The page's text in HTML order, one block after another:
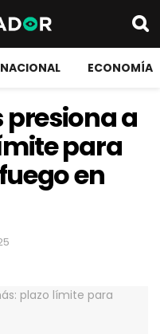
ECONOMÍA
presiona a
para
en